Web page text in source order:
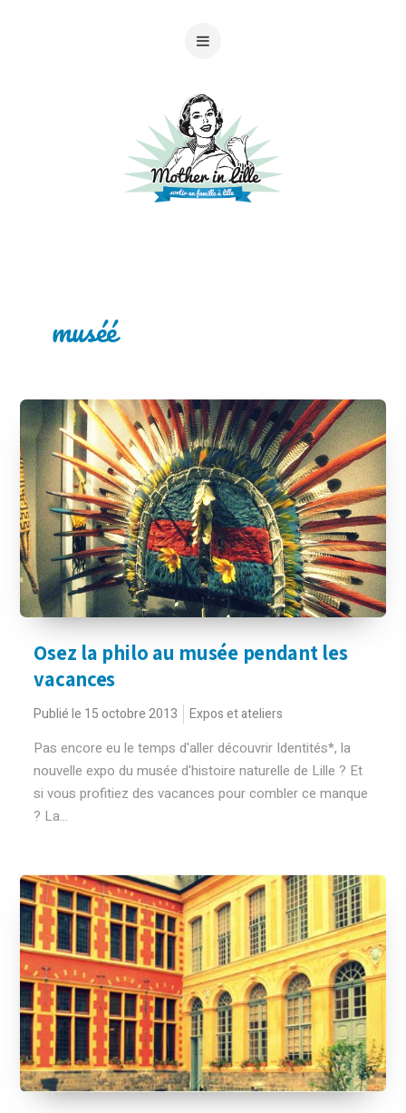
muséé
Osez la philo au musée pendant les
vacances
Publié le 15 octobre 2013 Expos et ateliers
Pas encore eu le temps d'aller découvrir Identités*, la
nouvelle expo du musée d'histoire naturelle de Lille ? Et
si vous profitiez des vacances pour combler ce manque
? La...